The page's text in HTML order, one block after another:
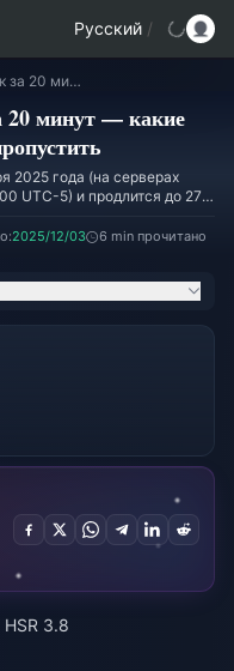
Русский /
HSR 3.8: 80 F2P круток за 20 минут — какие события можно пропустить
20 минут — какие
2025 года (на серверах
UTC-5) и продлится до 27
Звёздного нефрита + 25
Одиссеи» (10 пропусков). И
даже потеряв около 24
2025/12/03 6 min прочитано
3.8